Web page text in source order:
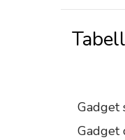
Gadget
Gadget